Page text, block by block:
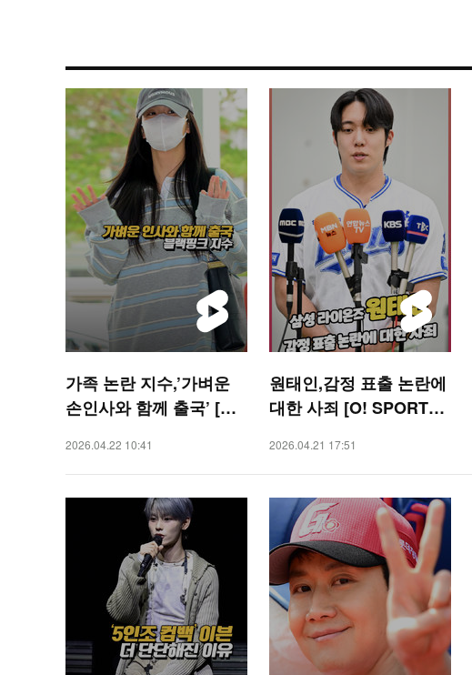
가족 논란 지수,’가벼운
손인사와 함께 출국’ [O!
2026.04.22 10:41
원태인,감정 표출 논란에
대한 사죄 [O! SPORTS
2026.04.21 17:51